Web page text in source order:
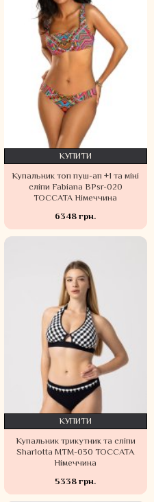
Купальник топ пуш-ап +1 та міні
сліпи Fabiana BPsr-020
TOCCATA Німеччина
6348 грн.
КУПИТИ
Купальник трикутник та сліпи
Sharlotta MTM-030 TOCCATA
Німеччина
5338 грн.
КУПИТИ